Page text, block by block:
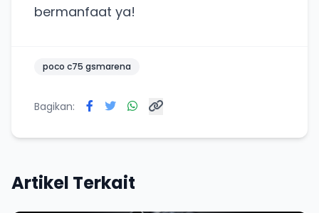
bermanfaat ya!
poco c75 gsmarena
Bagikan:
Artikel Terkait